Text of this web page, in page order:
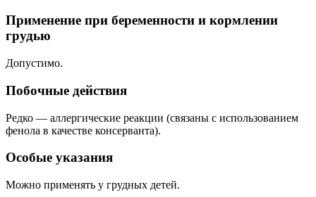
Применение при беременности и кормлении
грудью
Допустимо.
Побочные действия
Редко — аллергические реакции (связаны с использованием
фенола в качестве консерванта).
Особые указания
Можно применять у грудных детей.